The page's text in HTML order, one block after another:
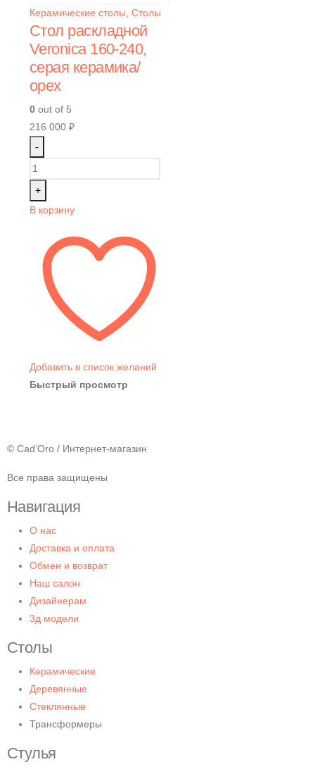
Керамические столы Столы
Стол раскладной
Veronica 160-240,
серая керамика/
орех
0 out of 5
216 000 ₽
-
+
В корзину
Добавить в список желаний
Быстрый просмотр
© Cad’Oro / Интернет-магазин
Все права защищены
Навигация
О нас
Доставка и оплата
Обмен и возврат
Наш салон
Дизайнерам
3д модели
Столы
Керамические
Деревянные
Стеклянные
Трансформеры
Стулья